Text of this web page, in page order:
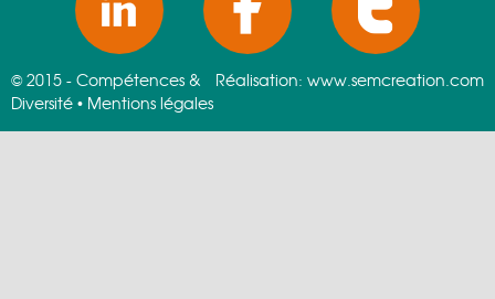
Réalisation: www.semcreation.com
© 2015 - Compétences &
Diversité • Mentions légales